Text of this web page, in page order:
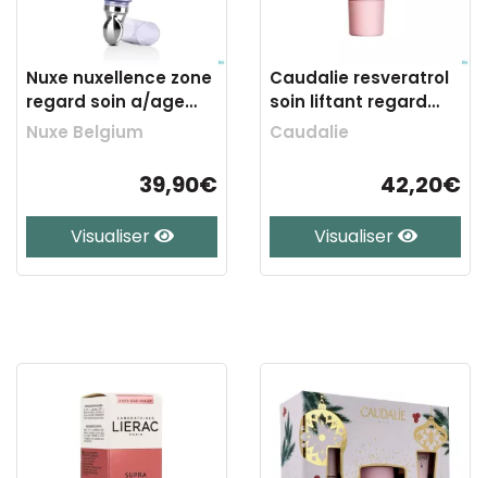
Nuxe nuxellence zone
regard soin a/age
yeux 15ml
Nuxe Belgium
39,90€
Visualiser
Caudalie resveratrol
soin liftant regard
15ml nf
Caudalie
42,20€
Visualiser